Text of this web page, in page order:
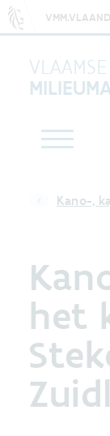
VLAAMSE
Kano-,
het